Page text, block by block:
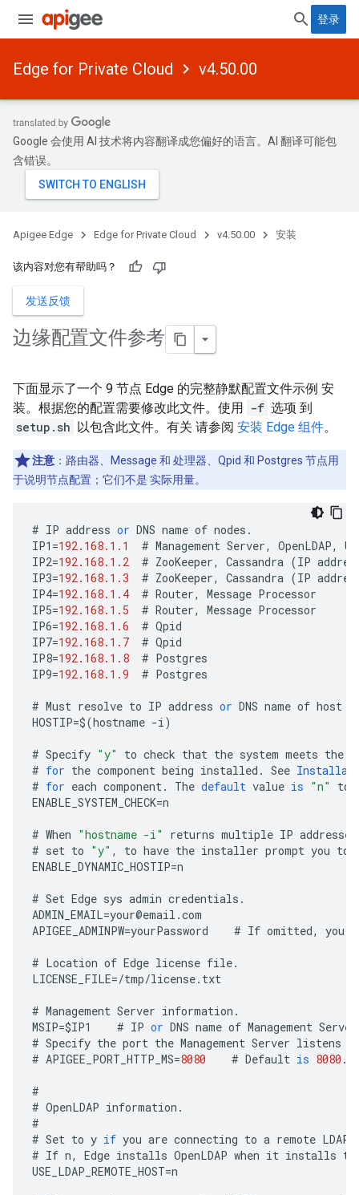
登录
Edge for Private Cloud v4.50.00
Google 会使用 AI 技术将内容翻译成您偏好的语言。AI 翻译可能包
含错误。
Apigee Edge Edge for Private Cloud v4.50.00 安装
该内容对您有帮助吗？
发送反馈
边缘配置文件参考
下面显示了一个 9 节点 Edge 的完整静默配置文件示例 安
装。根据您的配置需要修改此文件。使用 -f 选项 到
setup.sh 以包含此文件。有关 请参阅 安装 Edge 组件。
注意 ：路由器、Message 和 处理器、Qpid 和 Postgres 节点用
于说明节点配置；它们不是 实际用量。
# IP address or DNS name of nodes .
IP1 =192.168.1.1 # Management Server, OpenLDAP, UI
IP2=192.168.1.2 # ZooKeeper, Cassandra (IP
IP3=192.168.1.3 # ZooKeeper, Cassandra (IP
IP4=192.168.1.4 # Router, Message Processor
IP5=192.168.1.5 # Router, Message Processor
IP6=192.168.1.6 # Qpid
IP7=192.168.1.7 # Qpid
IP8=192.168.1.8 # Postgres
IP9=192.168.1.9 # Postgres
# Must resolve to IP address or DNS name of host
HOSTIP=$(hostname -i)
# Specify "y" to check that the system meets the
# for the component being installed . See
# for each component. The default value is "n" to
ENABLE_SYSTEM_CHECK=n
# When "hostname -i" returns multiple IP addresses
# set to "y" , to have the installer prompt you to
ENABLE_DYNAMIC_HOSTIP=n
# Set Edge sys admin credentials .
ADMIN_EMAIL=your@email .com
APIGEE_ADMINPW=yourPassword # If omitted, you
# Location of Edge license file.
LICENSE_FILE=/tmp/license. txt
# Management Server information .
MSIP=$IP1 # IP or DNS name of Management Server
# Specify the port the Management Server listens
# APIGEE_PORT_HTTP_MS=8080 # Default is 8080 .
#
# OpenLDAP information .
#
# Set to y if you are connecting to a remote LDAP
# If n, Edge installs OpenLDAP when it installs
USE_LDAP_REMOTE_HOST=n